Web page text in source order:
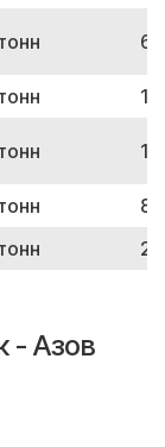
- Азов